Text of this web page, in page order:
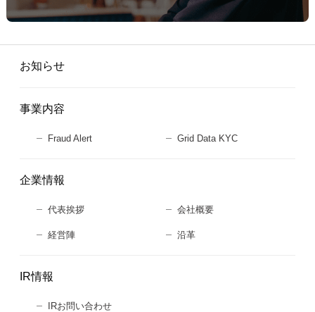
お知らせ
事業内容
Fraud Alert Grid Data KYC
企業情報
代表挨拶 会社概要
経営陣 沿革
IR情報
IRお問い合わせ